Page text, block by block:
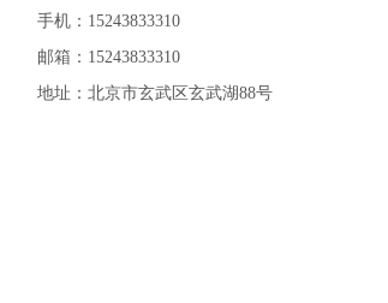
手机：15243833310
邮箱：15243833310
地址：北京市玄武区玄武湖88号